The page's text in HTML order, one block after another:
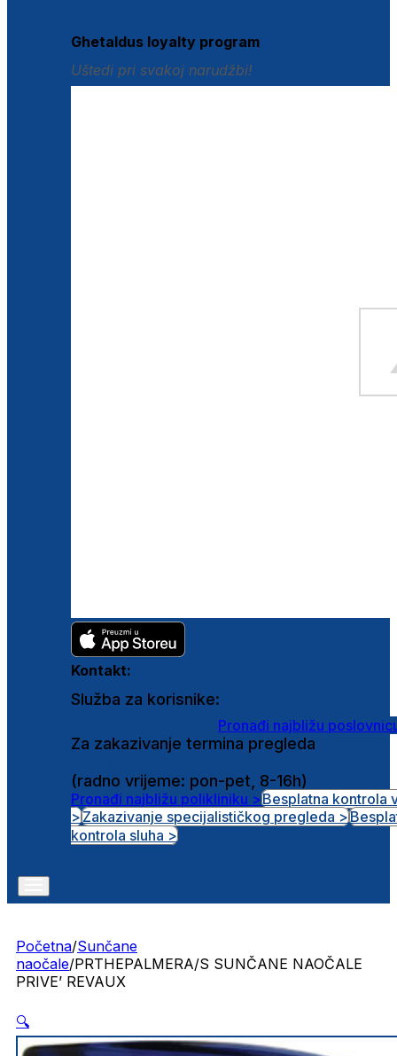
Ghetaldus loyalty program
Uštedi pri svakoj narudžbi!
Kontakt:
Služba za korisnike:
Pronađi najbližu
Za zakazivanje termina pregleda
(radno vrijeme: pon-pet, 8-16h)
Pronađi najbližu polikliniku >Besplatna kontrola
>Zakazivanje specijalističkog pregleda >
kontrola sluha >
Početna/Sunčane
naočale/PRTHEPALMERA/S SUNČANE NAOČALE
PRIVE’ REVAUX
🔍